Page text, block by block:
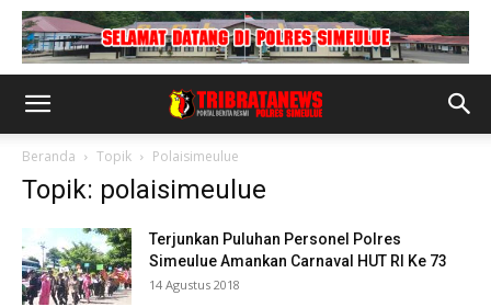
Beranda Topik Polaisimeulue
Topik: polaisimeulue
Terjunkan Puluhan Personel Polres
Simeulue Amankan Carnaval HUT RI Ke 73
14 Agustus 2018